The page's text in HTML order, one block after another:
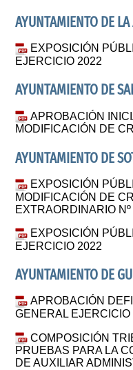
AYUNTAMIENTO DE
EXPOSICIÓN
EJERCICIO 2022
AYUNTAMIENTO DE
APROBACIÓN
MODIFICACIÓN DE
AYUNTAMIENTO DE
EXPOSICIÓN
MODIFICACIÓN DE
EXTRAORDINARIO
EXPOSICIÓN
EJERCICIO 2022
AYUNTAMIENTO DE
APROBACIÓN
GENERAL EJERCICIO
COMPOSICIÓN
PRUEBAS PARA LA
DE AUXILIAR